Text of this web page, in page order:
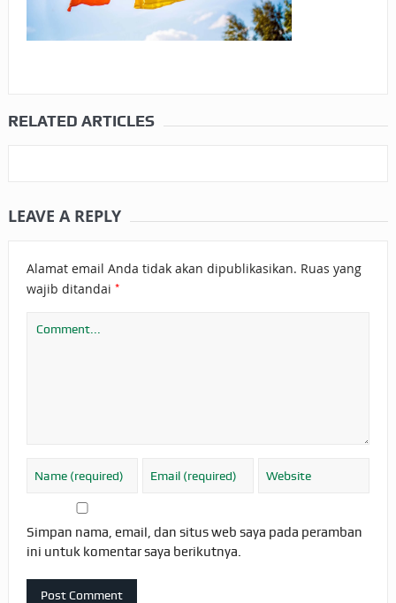
RELATED ARTICLES
LEAVE A REPLY
Alamat email Anda tidak akan dipublikasikan. Ruas yang
wajib ditandai *
Simpan nama, email, dan situs web saya pada peramban
ini untuk komentar saya berikutnya.